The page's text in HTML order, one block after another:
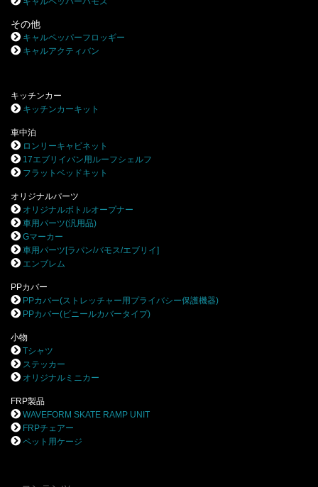
その他
キャルペッパーフロッギー
キャルアクティバン
キッチンカー
キッチンカーキット
車中泊
ロンリーキャビネット
17エブリイバン用ルーフシェルフ
フラットベッドキット
オリジナルパーツ
オリジナルボトルオープナー
車用パーツ(汎用品)
Gマーカー
車用パーツ[ラパン/バモス/エブリイ]
エンブレム
PPカバー
PPカバー(ストレッチャー用プライバシー保護機器)
PPカバー(ビニールカバータイプ)
小物
Tシャツ
ステッカー
オリジナルミニカー
FRP製品
WAVEFORM SKATE RAMP UNIT
FRPチェアー
ペット用ケージ